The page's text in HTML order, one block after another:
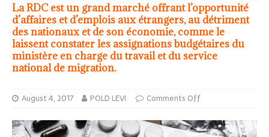
La RDC est un grand marché offrant l’opportunité
d’affaires et d’emplois aux étrangers, au détriment
des nationaux et de son économie, comme le
laissent constater les assignations budgétaires du
ministère en charge du travail et du service
national de migration.
August 4, 2017 POLD LEVI Comments Off